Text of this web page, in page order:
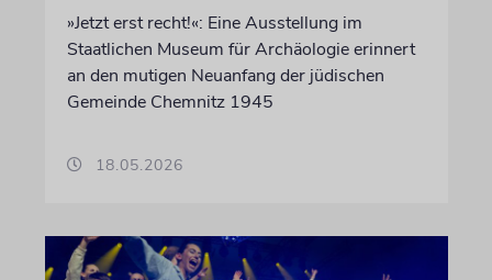
»Jetzt erst recht!«: Eine Ausstellung im
Staatlichen Museum für Archäologie erinnert
an den mutigen Neuanfang der jüdischen
Gemeinde Chemnitz 1945
18.05.2026